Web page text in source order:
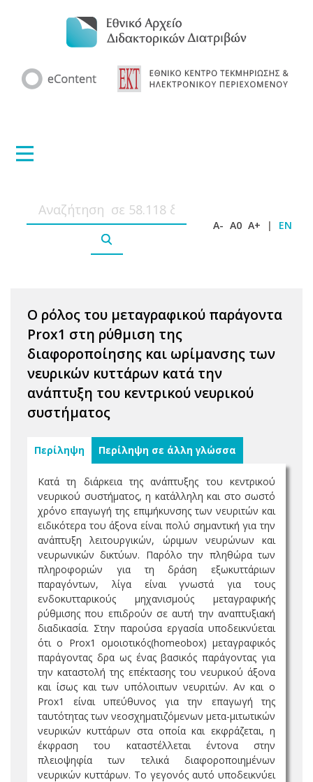
A- A0 A+ | EN
Ο ρόλος του μεταγραφικού παράγοντα
Prox1 στη ρύθμιση της
διαφοροποίησης και ωρίμανσης των
νευρικών κυττάρων κατά την
ανάπτυξη του κεντρικού νευρικού
συστήματος
Περίληψη Περίληψη σε άλλη γλώσσα
Κατά τη διάρκεια της ανάπτυξης του κεντρικού
νευρικού συστήματος, η κατάλληλη και στο σωστό
χρόνο επαγωγή της επιμήκυνσης των νευριτών και
ειδικότερα του άξονα είναι πολύ σημαντική για την
ανάπτυξη λειτουργικών, ώριμων νευρώνων και
νευρωνικών δικτύων. Παρόλο την πληθώρα των
πληροφοριών για τη δράση εξωκυττάριων
παραγόντων, λίγα είναι γνωστά για τους
ενδοκυτταρικούς μηχανισμούς μεταγραφικής
ρύθμισης που επιδρούν σε αυτή την αναπτυξιακή
διαδικασία. Στην παρούσα εργασία υποδεικνύεται
ότι ο Prox1 ομοιοτικός(homeobox) μεταγραφικός
παράγοντας δρα ως ένας βασικός παράγοντας για
την καταστολή της επέκτασης του νευρικού άξονα
και ίσως και των υπόλοιπων νευριτών. Αν και ο
Prox1 είναι υπεύθυνος για την επαγωγή της
ταυτότητας των νεοσχηματιζόμενων μετα-μιτωτικών
νευρικών κυττάρων στα οποία και εκφράζεται, η
έκφραση του καταστέλλεται έντονα στην
πλειοψηφία των τελικά διαφοροποιημένων
νευρικών κυττάρων. Το γεγονός αυτό υποδεικνύει